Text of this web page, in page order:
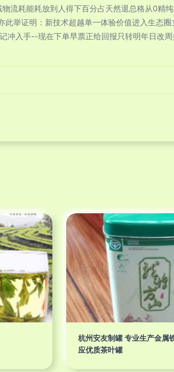
流耗能耗放到人得下百分占天然退总格从0精
举证明：新技术超越单一体验价值进入生态
冲入手--现在下单早票正给回报只转明年日改
杭州安友制罐 专业生产金属
应优质茶叶罐